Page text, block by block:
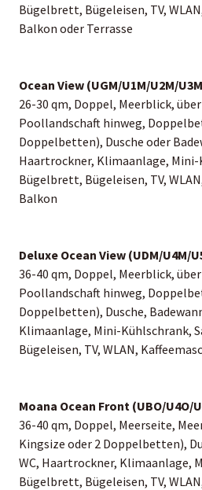
Bügelbrett, Bügeleisen, TV,
Balkon oder Terrasse
Ocean View (UGM/U1M/U2M/
26-30 qm, Doppel, Meerblick,
Poollandschaft hinweg,
Doppelbetten), Dusche oder
Haartrockner, Klimaanlage, Mini-
Bügelbrett, Bügeleisen, TV,
Balkon
Deluxe Ocean View (UDM/U4M/
36-40 qm, Doppel, Meerblick,
Poollandschaft hinweg,
Doppelbetten), Dusche,
Klimaanlage, Mini-Kühlschrank,
Bügeleisen, TV, WLAN,
Moana Ocean Front (UBO/U4O/
36-40 qm, Doppel, Meerseite,
Kingsize oder 2 Doppelbetten),
WC, Haartrockner, Klimaanlage,
Bügelbrett, Bügeleisen, TV,